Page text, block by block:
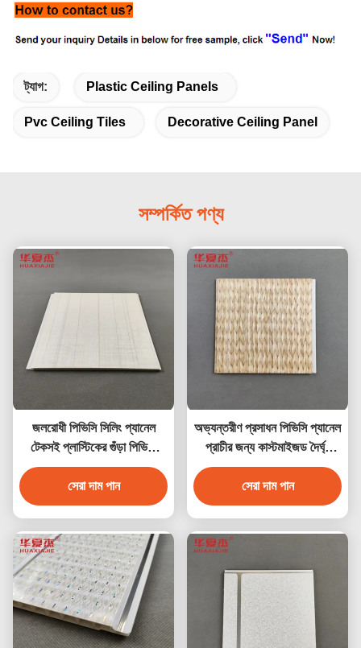
ট্যাগ: Plastic Ceiling Panels
Pvc Ceiling Tiles Decorative Ceiling Panel
সম্পর্কিত পণ্য
জলরোধী পিভিসি সিলিং প্যানেল
টেকসই প্লাস্টিকের গুঁড়া পিভিসি
ওয়াল প্যানেল অভ্যন্তরীণ দেয়াল
সজ্জা জন্য 250 * 5 আকার
সেরা দাম পান
অভ্যন্তরীণ প্রসাধন পিভিসি প্যানেল
প্রাচীর জন্য কাস্টমাইজড দৈর্ঘ্য
পিভিসি সিলিং প্যানেল
সেরা দাম পান